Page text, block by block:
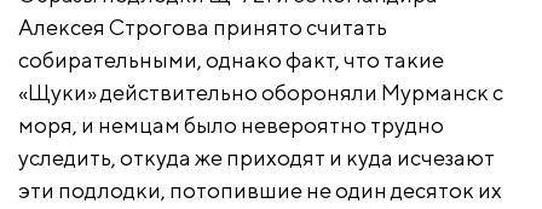
Алексея Строгова принято считать
собирательными, однако факт, что такие
«Щуки» действительно обороняли Мурманск с
моря, и немцам было невероятно трудно
уследить, откуда же приходят и куда исчезают
эти подлодки, потопившие не один десяток их